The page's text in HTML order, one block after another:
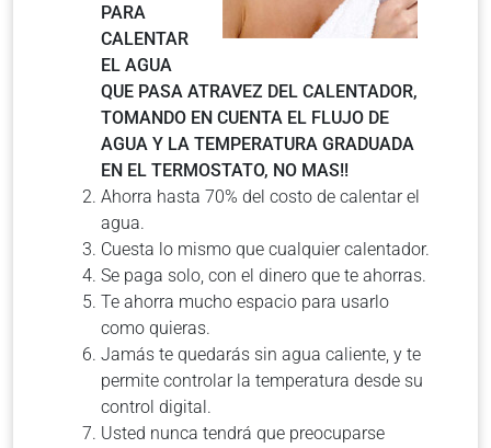
PARA
CALENTAR
EL AGUA
QUE PASA ATRAVEZ DEL CALENTADOR,
TOMANDO EN CUENTA EL FLUJO DE
AGUA Y LA TEMPERATURA GRADUADA
EN EL TERMOSTATO, NO MAS!!
Ahorra hasta 70% del costo de calentar el
agua.
Cuesta lo mismo que cualquier calentador.
Se paga solo, con el dinero que te ahorras.
Te ahorra mucho espacio para usarlo
como quieras.
Jamás te quedarás sin agua caliente, y te
permite controlar la temperatura desde su
control digital.
Usted nunca tendrá que preocuparse